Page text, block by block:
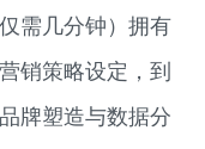
需几分钟）拥有
销策略设定，到
牌塑造与数据分